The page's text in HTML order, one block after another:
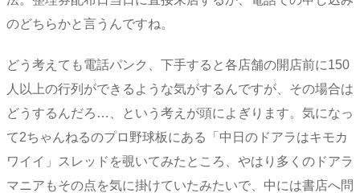
のどちらかと言うんですね。
どう考えても電話パンク、下手すると各店舗の開店前に150
人以上の行列ができるような気がするんですが、その場合は
どうするんだろ…、という考えが頭によぎります。気になっ
て2ちゃんねるのプロ野球板にある「中日のドアラはキモカ
ワイイ」スレッドを覗いてみたところ、やはり多くのドアラ
マニアもその点を気に掛けていたみたいで、中には書店へ問